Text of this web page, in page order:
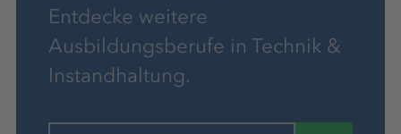
Entdecke weitere
Ausbildungsberufe in Technik &
Instandhaltung.